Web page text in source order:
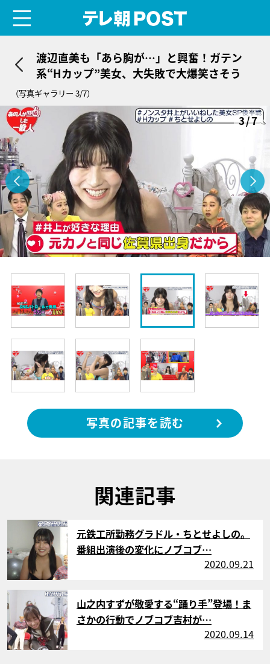
渡辺直美も「あら胸が…」と興奮！ガテン
系“Hカップ”美女、大失敗で大爆笑さそう
（写真ギャラリー 3/7）
3/7
写真の記事を読む
関連記事
サムネイル
元鉄工所勤務グラドル・ちとせよしの。
番組出演後の変化にノブコブ…
2020.09.21
サムネイル
山之内すずが敬愛する“踊り手”登場！ま
さかの行動でノブコブ吉村が…
2020.09.14